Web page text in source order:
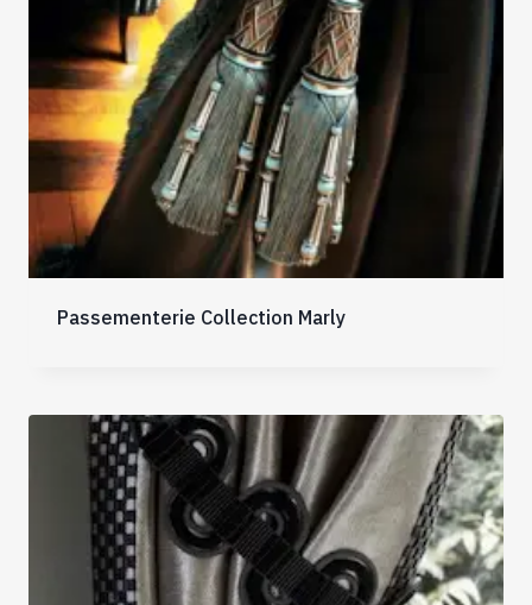
Passementerie Collection Marly